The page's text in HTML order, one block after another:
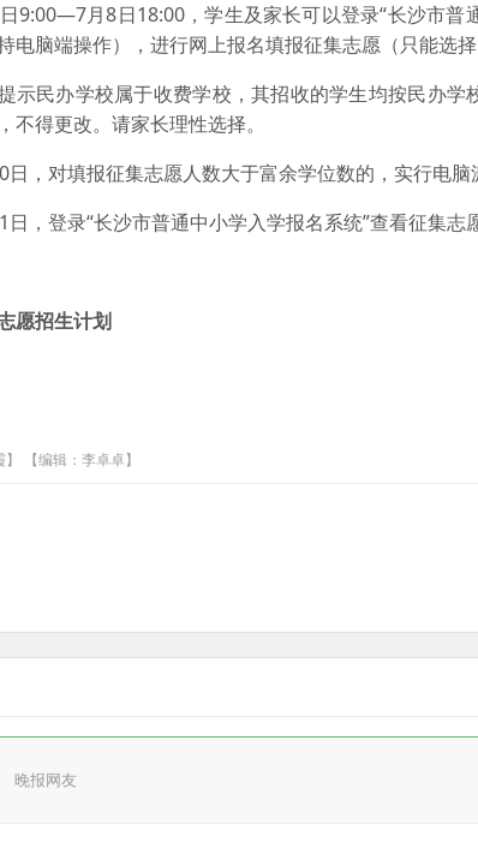
9:00—7月8日18:00，学生及家长可以登录“长沙市普
电脑端操作），进行网上报名填报征集志愿（只能选
示民办学校属于收费学校，其招收的学生均按民办
不得更改。请家长理性选择。
日，对填报征集志愿人数大于富余学位数的，实行电脑
日，登录“长沙市普通中小学入学报名系统”查看征集志
愿招生计划
】 【编辑：李卓卓】
晚报网友